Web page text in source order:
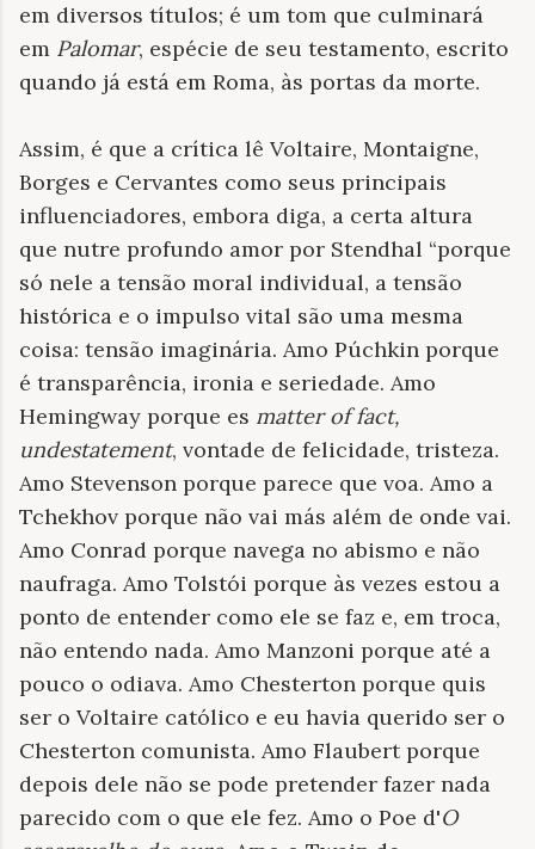
em diversos títulos; é um tom que culminará
em Palomar, espécie de seu testamento, escrito
quando já está em Roma, às portas da morte.
Assim, é que a crítica lê Voltaire, Montaigne,
Borges e Cervantes como seus principais
influenciadores, embora diga, a certa altura
que nutre profundo amor por Stendhal “porque
só nele a tensão moral individual, a tensão
histórica e o impulso vital são uma mesma
coisa: tensão imaginária. Amo Púchkin porque
é transparência, ironia e seriedade. Amo
Hemingway porque es matter of fact,
undestatement, vontade de felicidade, tristeza.
Amo Stevenson porque parece que voa. Amo a
Tchekhov porque não vai más além de onde vai.
Amo Conrad porque navega no abismo e não
naufraga. Amo Tolstói porque às vezes estou a
ponto de entender como ele se faz e, em troca,
não entendo nada. Amo Manzoni porque até a
pouco o odiava. Amo Chesterton porque quis
ser o Voltaire católico e eu havia querido ser o
Chesterton comunista. Amo Flaubert porque
depois dele não se pode pretender fazer nada
parecido com o que ele fez. Amo o Poe d'O